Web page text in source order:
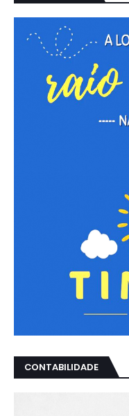
CONTABILIDADE